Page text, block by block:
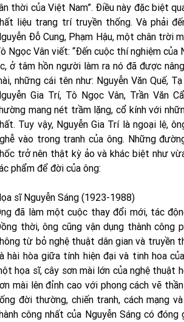
thời của Việt Nam”. Điều này đặc biệt
liệu trang trí truyền thống. Và phải
Đỗ Cung, Phạm Hậu, một chân trời
Ngọc Vân viết: “Đến cuộc thí nghiệm
ở tâm hồn người làm ra nó đã được
những cái tên như: Nguyễn Văn Quế,
Gia Trí, Tô Ngọc Vân, Trần Văn
mang nét trầm lặng, cổ kính với
Tuy vậy, Nguyễn Gia Trí là ngoại lệ,
vào trong tranh của ông. Những
trở nên thật kỳ ảo và khác biệt như
phẩm để đời của ông:
sĩ Nguyễn Sáng (1923-1988)
đã làm một cuộc thay đổi mới, tác
thời, ông cũng vận dụng thành công
từ bỏ nghệ thuật dân gian và truyền
hài hòa giữa tính hiện đại và tinh hoa
họa sĩ, cây sơn mài lớn của nghệ thuật
mài lên đỉnh cao với phong cách vẽ
đời thường, chiến tranh, cách mạng
công nhất của Nguyễn Sáng có